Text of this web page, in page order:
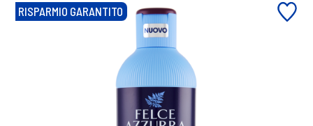
RISPARMIO GARANTITO